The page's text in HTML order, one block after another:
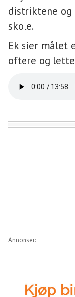
distriktene
skole.
Ek sier målet
oftere og
Annonser: